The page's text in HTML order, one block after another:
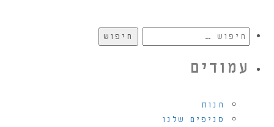
חיפוש:
עמודים
חנות
סניפים שלנו